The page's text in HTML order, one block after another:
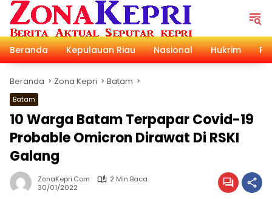
Langsung
konten
Beranda
Kepulauan Riau Nasional Hukrim
Beranda Zona Kepri Batam
Batam
10 Warga Batam Terpapar Covid-19
Probable Omicron Dirawat Di RSKI
Galang
ZonaKepri.com
2 Min Baca
30/01/2022